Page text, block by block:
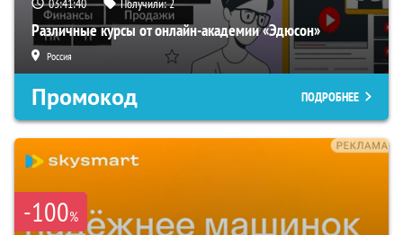
03:41:39 Получили:2
Различные курсы от онлайн-академии «Эдюсон»
Россия
Промокод ПОДРОБНЕЕ
-100%